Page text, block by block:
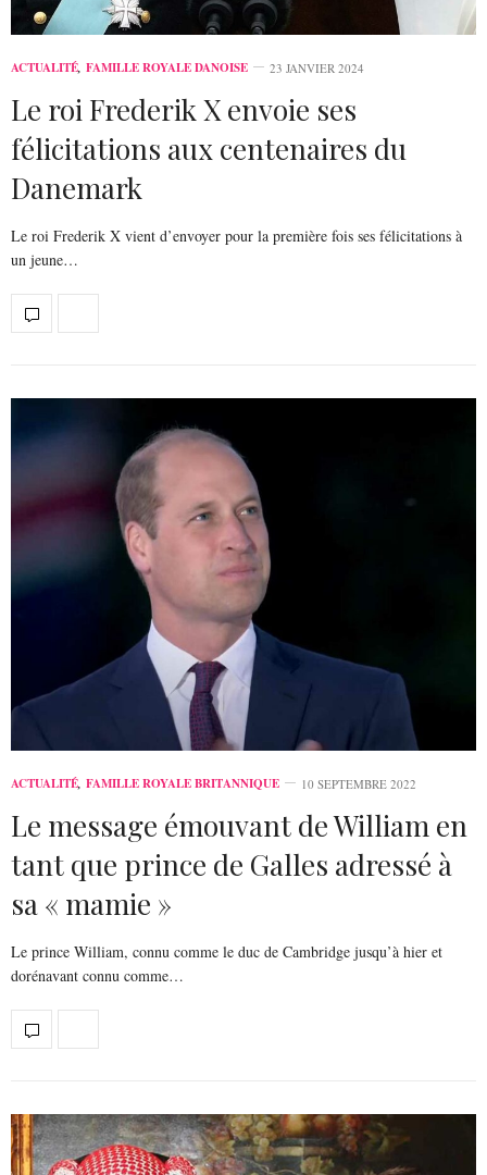
ACTUALITÉ, FAMILLE ROYALE DANOISE 23 JANVIER 2024
Le roi Frederik X envoie ses
félicitations aux centenaires du
Danemark
Le roi Frederik X vient d’envoyer pour la première fois ses félicitations à
un jeune…
ACTUALITÉ, FAMILLE ROYALE BRITANNIQUE 10 SEPTEMBRE 2022
Le message émouvant de William en
tant que prince de Galles adressé à
sa « mamie »
Le prince William, connu comme le duc de Cambridge jusqu’à hier et
dorénavant connu comme…